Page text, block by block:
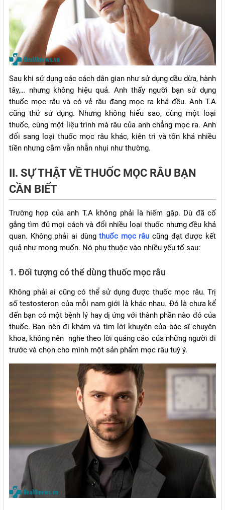
Sau khi sử dụng các cách dân gian như sử dụng dầu dừa, hành
tây,… nhưng không hiệu quả. Anh thấy người bạn sử dụng
thuốc mọc râu và có vẻ râu đang mọc ra khá đều. Anh T.A
cũng thử sử dụng. Nhưng không hiểu sao, cùng một loại
thuốc, cùng một liệu trình mà râu của anh chẳng mọc ra. Anh
đổi sang loại thuốc mọc râu khác, kiên trì và tốn khá nhiều
tiền nhưng cằm vẫn nhẵn nhụi như thường.
II. SỰ THẬT VỀ THUỐC MỌC RÂU BẠN
CẦN BIẾT
Trường hợp của anh T.A không phải là hiếm gặp. Dù đã cố
gắng tìm đủ mọi cách và đổi nhiều loại thuốc nhưng đều khả
quan. Không phải ai dùngthuốc mọc râu cũng đạt được kết
quả như mong muốn. Nó phụ thuộc vào nhiều yếu tố sau:
1. Đối tượng có thể dùng thuốc mọc râu
Không phải ai cũng có thể sử dụng được thuốc mọc râu. Trị
số testosteron của mỗi nam giới là khác nhau. Đó là chưa kể
đến bạn có một bệnh lý hay dị ứng với thành phần nào đó của
thuốc. Bạn nên đi khám và tìm lời khuyên của bác sĩ chuyên
khoa, không nên nghe theo lời quảng cáo của những người đi
trước và chọn cho mình một sản phẩm mọc râu tuỳ ý.